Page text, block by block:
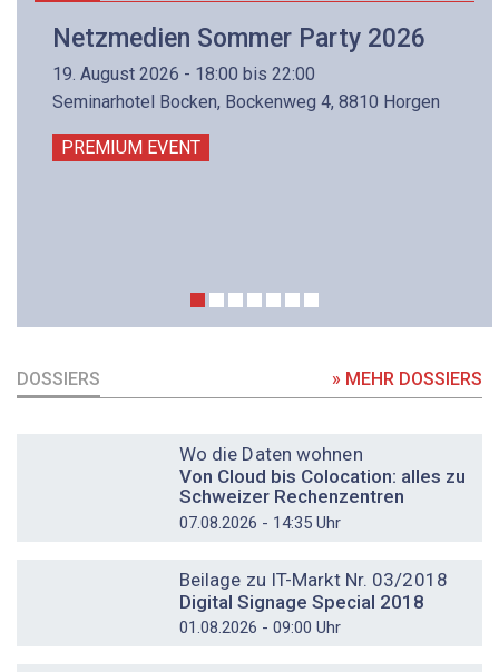
Netzmedien Sommer Party 2026
19. August 2026 - 18:00 bis 22:00
Seminarhotel Bocken, Bockenweg 4, 8810 Horgen
PREMIUM EVENT
DOSSIERS » MEHR DOSSIERS
Wo die Daten wohnen
Von Cloud bis Colocation: alles zu
Schweizer Rechenzentren
07.08.2026 - 14:35 Uhr
Beilage zu IT-Markt Nr. 03/2018
Digital Signage Special 2018
01.08.2026 - 09:00 Uhr